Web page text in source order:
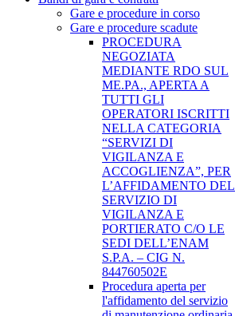
Gare e procedure in corso
Gare e procedure scadute
PROCEDURA
NEGOZIATA
MEDIANTE RDO SUL
ME.PA., APERTA A
TUTTI GLI
OPERATORI ISCRITTI
NELLA CATEGORIA
“SERVIZI DI
VIGILANZA E
ACCOGLIENZA”, PER
L’AFFIDAMENTO DEL
SERVIZIO DI
VIGILANZA E
PORTIERATO C/O LE
SEDI DELL’ENAM
S.P.A. – CIG N.
844760502E
Procedura aperta per
l'affidamento del servizio